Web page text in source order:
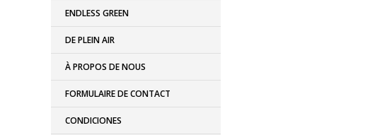
ENDLESS GREEN
DE PLEIN AIR
À PROPOS DE NOUS
FORMULAIRE DE CONTACT
CONDICIONES